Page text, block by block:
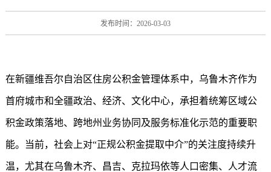
发布时间：2026-03-03
在新疆维吾尔自治区住房公积金管理体系中，乌鲁木齐作为
首府城市和全疆政治、经济、文化中心，承担着统筹区域公
积金政策落地、跨地州业务协同及服务标准化示范的重要职
能。当前，社会上对“正规公积金提取中介”的关注度持续升
温，尤其在乌鲁木齐、昌吉、克拉玛依等人口密集、人才流